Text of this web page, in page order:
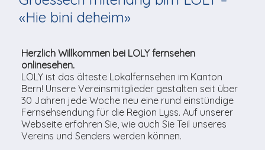
Lokalfernsehen (VJ)
Links
LOLY-Shop
Flos Chuchichäschtli
Unsere TopSpot-Partner
Kontaktmöglichkeiten
«Hie bini deheim»
Herzlich Willkommen bei LOLY fernsehen
onlinesehen.
LOLY ist das älteste Lokalfernsehen im Kanton
Bern! Unsere Vereinsmitglieder gestalten seit über
30 Jahren jede Woche neu eine rund einstündige
Fernsehsendung für die Region Lyss. Auf unserer
Webseite erfahren Sie, wie auch Sie Teil unseres
Vereins und Senders werden können.